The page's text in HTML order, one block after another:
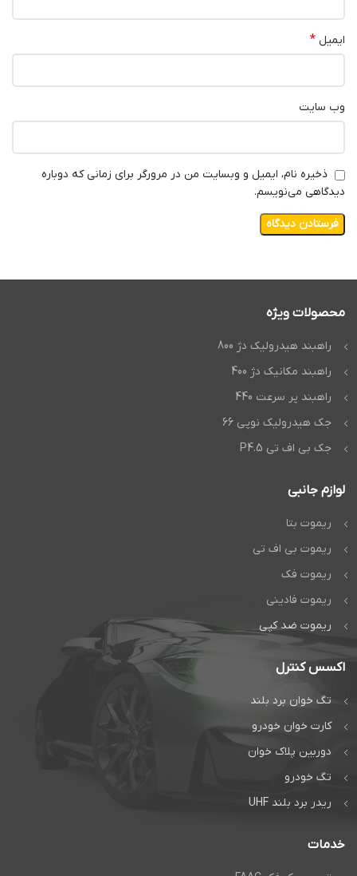
ایمیل *
وب‌ سایت
ذخیره نام، ایمیل و وبسایت من در مرورگر برای زمانی که دوباره
دیدگاهی می‌نویسم.
محصولات ویژه
راهبند هیدرولیک دژ 800
راهبند مکانیک دژ 400
راهبند پر سرعت 440
جک هیدرولیک نوپی 66
جک بی اف تی P4.5
لوازم جانبی
ریموت بتا
ریموت بی اف تی
ریموت فک
ریموت فادینی
ریموت ضد کپی
اکسس کنترل
تگ خوان برد بلند
کارت خوان خودرو
دوربین پلاک خوان
تگ خودرو
ریدر برد بلند UHF
خدمات